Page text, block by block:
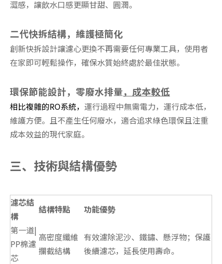
澀感，讓飲水口感更顯甘甜、圓潤。
二代快拆結構，維護極簡化
創新快拆設計讓濾心更換不再需要任何專業工具，使用者
在家即可輕鬆操作，確保水質始終處於最佳狀態。
環保節能設計，零廢水排量， 成本較低
相比複雜的RO系統， 運行過程中無需電力，運行成本低，
維護方便。 且不產生任何廢水，適合追求綠色環保且注重
成本效益的現代家庭。
三、 技術與結構優勢
濾芯結
構
結構特點
功能優勢
第一道|
PP棉濾
芯
高密度纖維
攔截結構
有效濾除泥沙、鐵鏽、懸浮物；保護
後續濾芯，延長使用壽命。